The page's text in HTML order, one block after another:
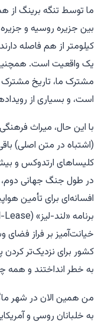
ما توسط تنگه برینگ از
کیلومتر از هم فاصله
یک واقعیت است.
مشترک ما، تاریخ مشترک
است، و بسیاری از
با این حال، میراث
(اشتباه در متن اصلی)
در طول جنگ جهانی دوم،
افسانه‌ای برای تأمین
خیانت‌آمیز بر فراز فضای
کشور برای نزدیک‌تر کردن
به خطر انداختند و همه
من همین الان در شهر
به خلبانان روسی و